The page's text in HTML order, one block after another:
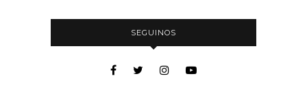
SEGUINOS